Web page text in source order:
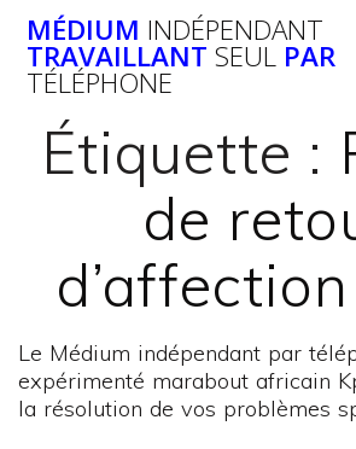
au
contenu
MÉDIUM INDÉPENDANT
TRAVAILLANT SEUL PAR
TÉLÉPHONE
Étiquette :
de
Le Médium indépendant par
expérimenté marabout africain
la résolution de vos problèmes